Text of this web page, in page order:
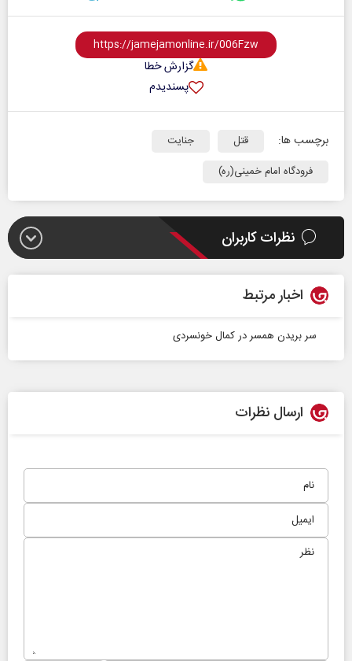
گزارش خطا
پسندیدم
برچسب ها: قتل
جنایت
فرودگاه امام خمینی(ره)
نظرات کاربران
اخبار مرتبط
سر بریدن همسر در کمال خونسردی
ارسال نظرات